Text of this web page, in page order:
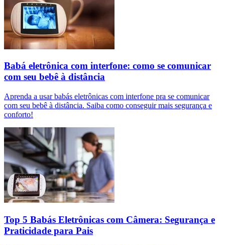
Babá eletrônica com interfone: como se comunicar
com seu bebê à distância
Aprenda a usar babás eletrônicas com interfone pra se comunicar
com seu bebê à distância. Saiba como conseguir mais segurança e
conforto!
Top 5 Babás Eletrônicas com Câmera: Segurança e
Praticidade para Pais